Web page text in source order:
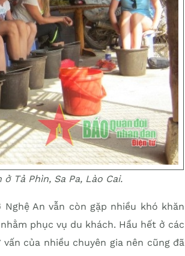
Tả Phìn, Sa Pa, Lào Cai.
An vẫn còn gặp nhiều khó khăn
phục vụ du khách. Hầu hết ở các
của nhiều chuyên gia nên cũng đã